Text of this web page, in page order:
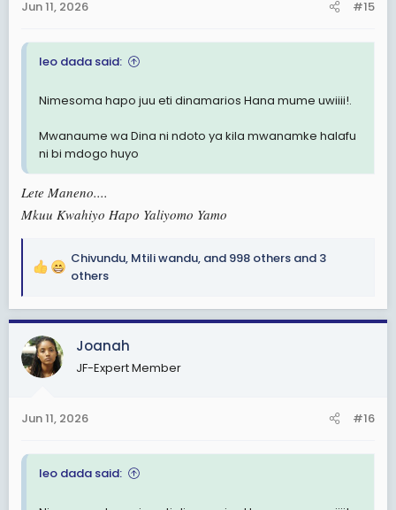
s
Jun 11, 2026 #15
leo dada said:
Nimesoma hapo juu eti dinamarios Hana mume uwiiii!.
Mwanaume wa Dina ni ndoto ya kila mwanamke halafu
ni bi mdogo huyo
Lete Maneno....
Mkuu Kwahiyo Hapo Yaliyomo Yamo
R
a
c
t
i
o
s
Chivundu, Mtili wandu, and 998 others and 3
others
Joanah
JF-Expert Member
Jun 11, 2026 #16
leo dada said: